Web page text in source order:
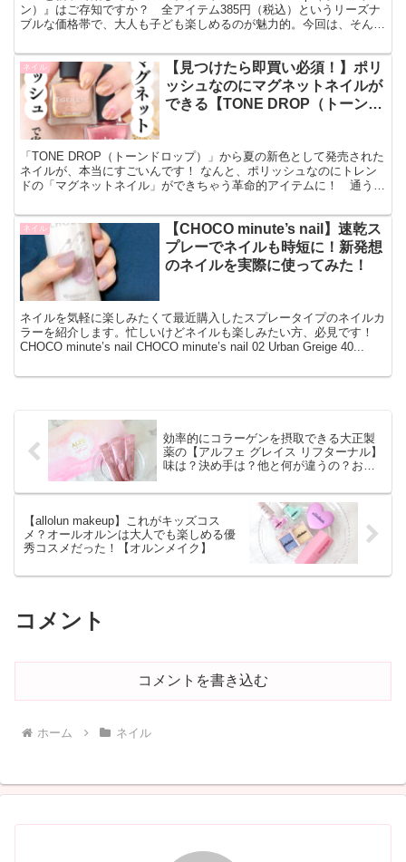
ン）』はご存知ですか？ 全アイテム385円（税込）というリーズナ
ブルな価格帯で、大人も子ども楽しめるのが魅力的。今回は、そんな
ネイル
【見つけたら即買い必須！】ポリ
ッシュなのにマグネットネイルが
できる【TONE DROP（トーンド
「TONE DROP（トーンドロップ）」から夏の新色として発売された
ネイルが、本当にすごいんです！ なんと、ポリッシュなのにトレン
ドの「マグネットネイル」ができちゃう革命的アイテムに！ 通うの
ネイル
【CHOCO minute’s nail】速乾ス
プレーでネイルも時短に！新発想
のネイルを実際に使ってみた！
ネイルを気軽に楽しみたくて最近購入したスプレータイプのネイルカ
ラーを紹介します。忙しいけどネイルも楽しみたい方、必見です！
CHOCO minute’s nail CHOCO minute’s nail 02 Urban Greige 40...
効率的にコラーゲンを摂取できる大正製
薬の【アルフェ グレイス リフターナル】
味は？決め手は？他と何が違うの？お得
【allolun makeup】これがキッズコス
メ？オールオルンは大人でも楽しめる優
秀コスメだった！【オルンメイク】
コメント
コメントを書き込む
ホーム ネイル